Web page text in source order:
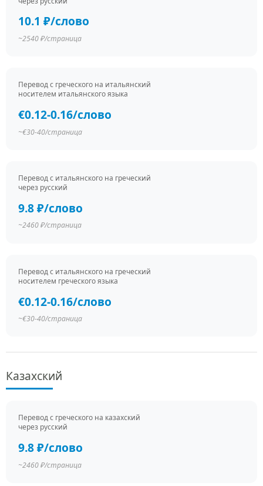
10.1 ₽/слово
~2540 ₽/страница
Перевод c греческого на итальянский
носителем итальянского языка
€0.12-0.16/слово
~€30-40/страница
Перевод c итальянского на греческий
через русский
9.8 ₽/слово
~2460 ₽/страница
Перевод c итальянского на греческий
носителем греческого языка
€0.12-0.16/слово
~€30-40/страница
Казахский
Перевод c греческого на казахский
через русский
9.8 ₽/слово
~2460 ₽/страница